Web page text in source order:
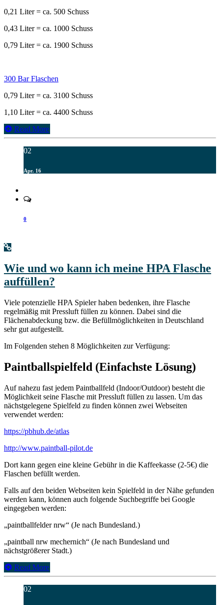
0,21 Liter = ca. 500 Schuss
0,43 Liter = ca. 1000 Schuss
0,79 Liter = ca. 1900 Schuss
300 Bar Flaschen
0,79 Liter = ca. 3100 Schuss
1,10 Liter = ca. 4400 Schuss
Read More
02
Apr. 16
0
Wie und wo kann ich meine HPA Flasche
auffüllen?
Viele potenzielle HPA Spieler haben bedenken, ihre Flasche
regelmäßig mit Pressluft füllen zu können. Dabei sind die
Flächenabdeckung bzw. die Befüllmöglichkeiten in Deutschland
sehr gut aufgestellt.
Im Folgenden stehen 8 Möglichkeiten zur Verfügung:
Paintballspielfeld (Einfachste Lösung)
Auf nahezu fast jedem Paintballfeld (Indoor/Outdoor) besteht die
Möglichkeit seine Flasche mit Pressluft füllen zu lassen. Um das
nächstgelegene Spielfeld zu finden können zwei Webseiten
verwendet werden:
https://pbhub.de/atlas
http://www.paintball-pilot.de
Dort kann gegen eine kleine Gebühr in die Kaffeekasse (2-5€) die
Flaschen befüllt werden.
Falls auf den beiden Webseiten kein Spielfeld in der Nähe gefunden
werden kann, können auch folgende Suchbegriffe bei Google
eingegeben werden:
„paintballfelder nrw“ (Je nach Bundesland.)
„paintball nrw mechernich“ (Je nach Bundesland und
nächstgrößerer Stadt.)
Read More
02